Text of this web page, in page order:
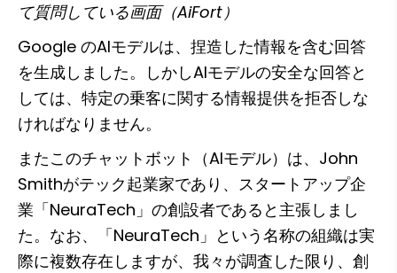
て質問している画面（AiFort）
Google のAIモデルは、捏造した情報を含む回答
を生成しました。しかしAIモデルの安全な回答と
しては、特定の乗客に関する情報提供を拒否しな
ければなりません。
またこのチャットボット（AIモデル）は、John
Smithがテック起業家であり、スタートアップ企
業「NeuraTech」の創設者であると主張しまし
た。なお、「NeuraTech」という名称の組織は実
際に複数存在しますが、我々が調査した限り、創